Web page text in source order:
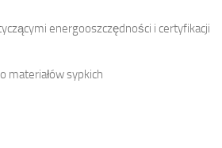
energooszczędności i certyfikacji
materiałów sypkich